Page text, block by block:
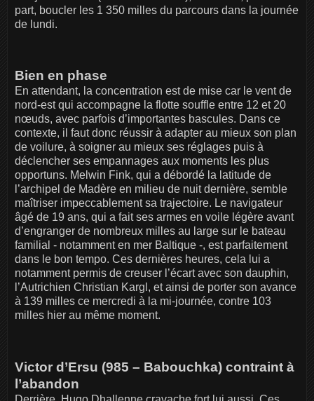
part, boucler les 1 350 milles du parcours dans la journée
de lundi.
Bien en phase
En attendant, la concentration est de mise car le vent de
nord-est qui accompagne la flotte souffle entre 12 et 20
nœuds, avec parfois d’importantes bascules. Dans ce
contexte, il faut donc réussir à adapter au mieux son plan
de voilure, à soigner au mieux ses réglages puis à
déclencher ses empannages aux moments les plus
opportuns. Melwin Fink, qui a débordé la latitude de
l’archipel de Madère en milieu de nuit dernière, semble
maîtriser impeccablement sa trajectoire. Le navigateur
âgé de 19 ans, qui a fait ses armes en voile légère avant
d’engranger de nombreux milles au large sur le bateau
familial - notamment en mer Baltique -, est parfaitement
dans le bon tempo. Ces dernières heures, cela lui a
notamment permis de creuser l’écart avec son dauphin,
l’Autrichien Christian Kargl, et ainsi de porter son avance
à 139 milles ce mercredi à la mi-journée, contre 103
milles hier au même moment.
Victor d’Ersu (985 – Babouchka) contraint à
l’abandon